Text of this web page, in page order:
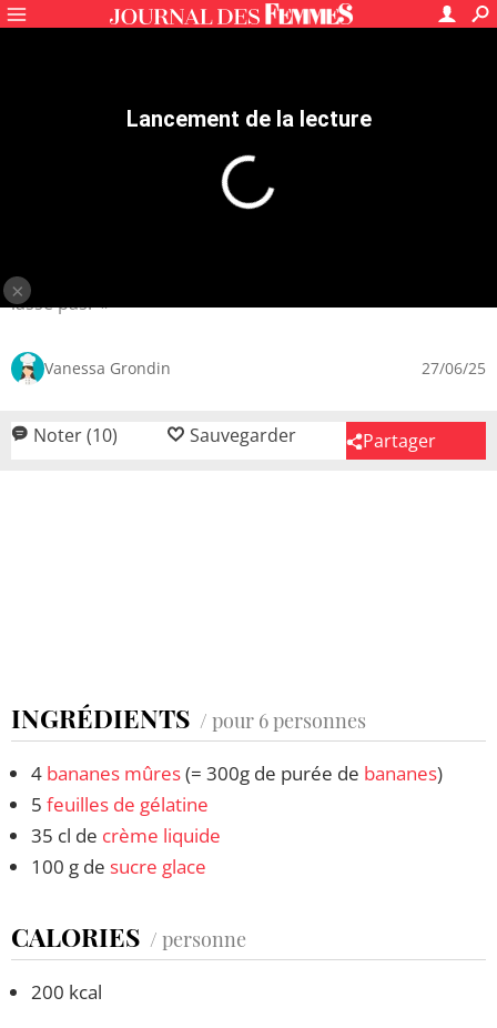
Mousse aux fruits originale
4.2 /5 10avis
Mousse à la banane simple et
rapide : la recette facile
Une recette simple et courante mais dont je ne me
lasse pas.
Vanessa Grondin 27/06/25
Noter (10) Sauvegarder Partager
INGRÉDIENTS / pour 6 personnes
4 bananes mûres(= 300g de purée de bananes)
5 feuilles de gélatine
35 cl de crème liquide
100 g de sucre glace
CALORIES / personne
200 kcal